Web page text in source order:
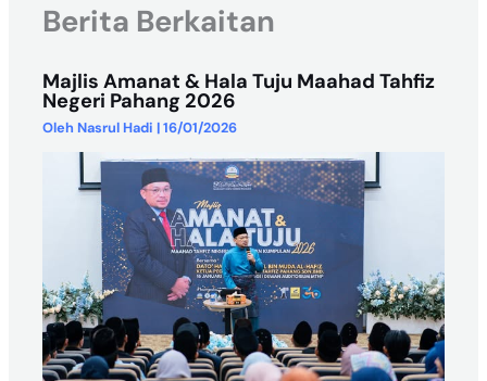
Berita Berkaitan
Majlis Amanat & Hala Tuju Maahad Tahfiz
Negeri Pahang 2026
Oleh Nasrul Hadi |16/01/2026